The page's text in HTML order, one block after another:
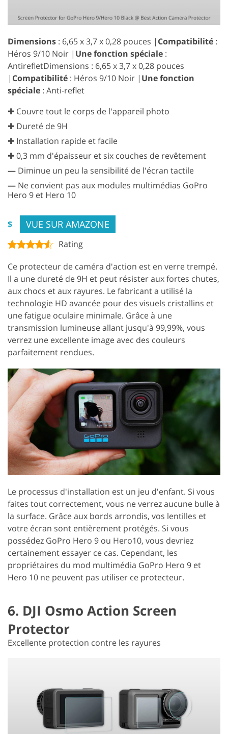
Dimensions : 6,65 x 3,7 x 0,28 pouces | Compatibilité :
Héros 9/10 Noir | Une fonction spéciale :
AntirefletDimensions : 6,65 x 3,7 x 0,28 pouces
| Compatibilité : Héros 9/10 Noir | Une fonction
spéciale : Anti-reflet
✚ Couvre tout le corps de l'appareil photo
✚ Dureté de 9H
✚ Installation rapide et facile
✚ 0,3 mm d'épaisseur et six couches de revêtement
— Diminue un peu la sensibilité de l'écran tactile
— Ne convient pas aux modules multimédias GoPro
Hero 9 et Hero 10
$ VUE SUR AMAZONE
Rating
Ce protecteur de caméra d'action est en verre trempé.
Il a une dureté de 9H et peut résister aux fortes chutes,
aux chocs et aux rayures. Le fabricant a utilisé la
technologie HD avancée pour des visuels cristallins et
une fatigue oculaire minimale. Grâce à une
transmission lumineuse allant jusqu'à 99,99%, vous
verrez une excellente image avec des couleurs
parfaitement rendues.
Le processus d'installation est un jeu d'enfant. Si vous
faites tout correctement, vous ne verrez aucune bulle à
la surface. Grâce aux bords arrondis, vos lentilles et
votre écran sont entièrement protégés. Si vous
possédez GoPro Hero 9 ou Hero10, vous devriez
certainement essayer ce cas. Cependant, les
propriétaires du mod multimédia GoPro Hero 9 et
Hero 10 ne peuvent pas utiliser ce protecteur.
6. DJI Osmo Action Screen
Protector
Excellente protection contre les rayures